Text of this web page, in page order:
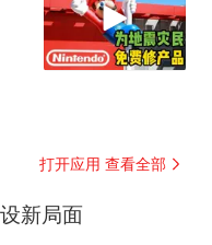
打开应用 查看全部
新局面